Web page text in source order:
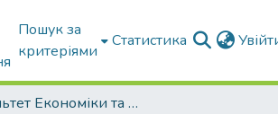
Пошук за
критеріями
Статистика
Факультет Економіки та бізнесу